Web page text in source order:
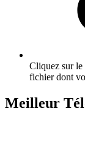
Cliquez sur le
fichier dont
Meilleur